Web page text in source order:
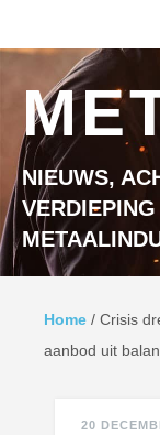
NIEUWS,
Home / Crisis
aanbod uit
20